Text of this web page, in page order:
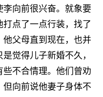
向前很兴奋。就象要
点了一点行装，找了
父母直到现在，也并
觉得儿子新婚不久，
不合情理。他们曾劝
向前说他妻子身体不